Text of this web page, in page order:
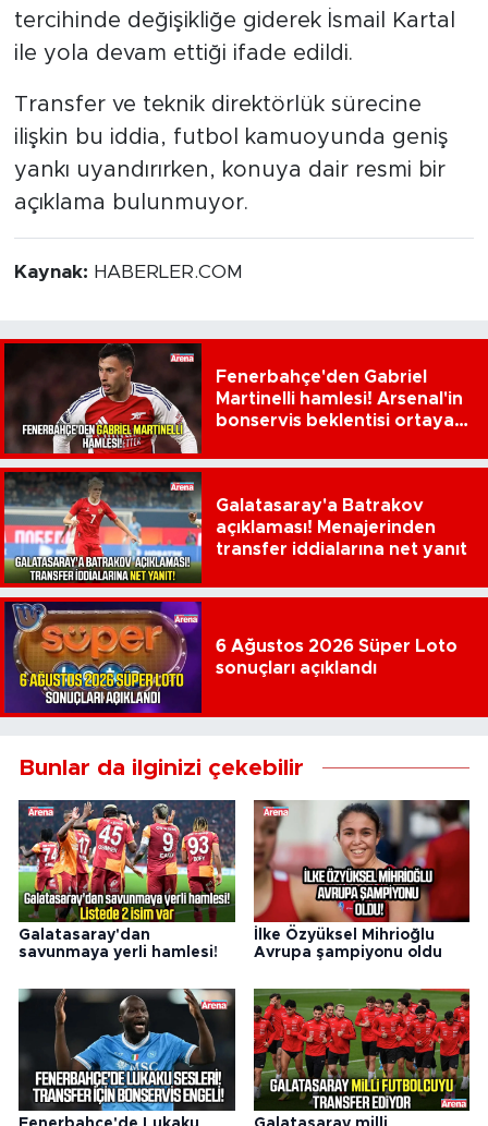
tercihinde değişikliğe giderek İsmail Kartal
ile yola devam ettiği ifade edildi.
Transfer ve teknik direktörlük sürecine
ilişkin bu iddia, futbol kamuoyunda geniş
yankı uyandırırken, konuya dair resmi bir
açıklama bulunmuyor.
Kaynak: HABERLER.COM
Fenerbahçe'den Gabriel
Martinelli hamlesi! Arsenal'in
bonservis beklentisi ortaya
Galatasaray'a Batrakov
açıklaması! Menajerinden
transfer iddialarına net yanıt
6 Ağustos 2026 Süper Loto
sonuçları açıklandı
Bunlar da ilginizi çekebilir
Galatasaray'dan
savunmaya yerli hamlesi!
İlke Özyüksel Mihrioğlu
Avrupa şampiyonu oldu